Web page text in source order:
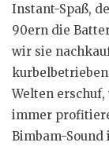
Instant-Spaß,
90ern die
wir sie
Welten
immer
Bimbam-Sound